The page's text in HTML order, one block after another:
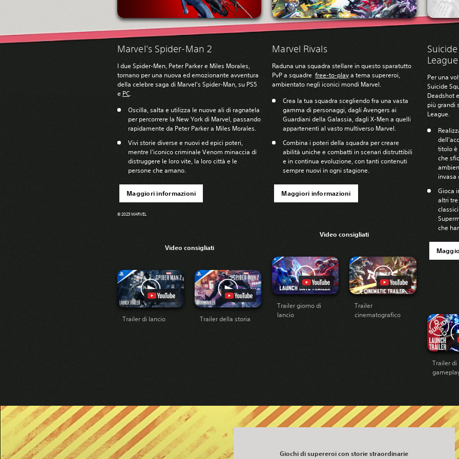
Marvel's Spider-Man 2
I due Spider-Men, Peter Parker e Miles Morales,
tornano per una nuova ed emozionante avventura
della celebre saga di Marvel's Spider-Man, su PS5
e PC.
Oscilla, salta e utilizza le nuove ali di ragnatela
per percorrere la New York di Marvel, passando
rapidamente da Peter Parker a Miles Morales.
Vivi storie diverse e nuovi ed epici poteri,
mentre l'iconico criminale Venom minaccia di
distruggere le loro vite, la loro città e le
persone che amano.
Maggiori informazioni
© 2023 MARVEL
Video consigliati
Trailer di lancio Trailer della storia
Marvel Rivals
Raduna una squadra stellare in questo sparatutto
PvP a squadrefree-to-playa tema supereroi,
ambientato negli iconici mondi Marvel.
Crea la tua squadra scegliendo fra una vasta
gamma di personaggi, dagli Avengers ai
Guardiani della Galassia, dagli X-Men a quelli
appartenenti al vasto multiverso Marvel.
Combina i poteri della squadra per creare
abilità uniche e combatti in scenari distruttibili
e in continua evoluzione, con tanti contenuti
sempre nuovi in ogni stagione.
Maggiori informazioni
Video consigliati
Trailer giorno di
lancio
Trailer
cinematografico
League
Per una
Suicide
Deadshot
più grandi
League.
titolo è
che
invasa
Gioca
altri
che
Trailer di
Giochi di supereroi con storie straordinarie